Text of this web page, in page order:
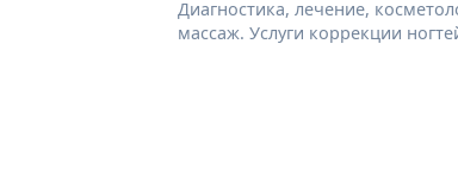
Диагностика, лечение,
массаж. Услуги коррекции